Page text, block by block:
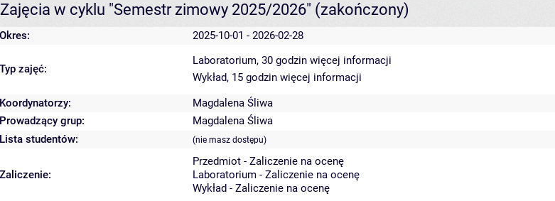
Zajęcia w cyklu "Semestr zimowy 2025/2026" (zakończony)
Okres: 2025-10-01 - 2026-02-28
Typ zajęć:
Laboratorium, 30 godzin więcej informacji
Wykład, 15 godzin więcej informacji
Koordynatorzy:
Magdalena Śliwa
Prowadzący grup:
Magdalena Śliwa
Lista studentów:
(nie masz dostępu)
Zaliczenie:
Przedmiot - Zaliczenie na ocenę
Laboratorium - Zaliczenie na ocenę
Wykład - Zaliczenie na ocenę